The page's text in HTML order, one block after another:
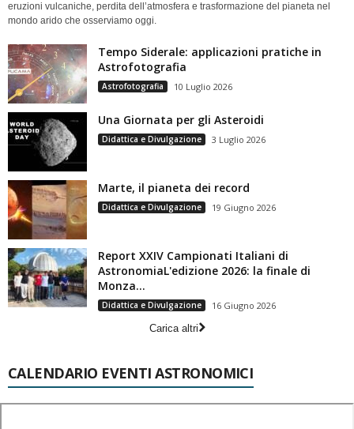
eruzioni vulcaniche, perdita dell’atmosfera e trasformazione del pianeta nel
mondo arido che osserviamo oggi.
Tempo Siderale: applicazioni pratiche in
Astrofotografia
Astrofotografia 10 Luglio 2026
Una Giornata per gli Asteroidi
Didattica e Divulgazione 3 Luglio 2026
Marte, il pianeta dei record
Didattica e Divulgazione 19 Giugno 2026
Report XXIV Campionati Italiani di
AstronomiaL'edizione 2026: la finale di
Monza...
Didattica e Divulgazione
16 Giugno 2026
Carica altri
CALENDARIO EVENTI ASTRONOMICI